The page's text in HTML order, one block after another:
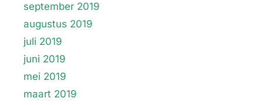
september 2019
augustus 2019
juli 2019
juni 2019
mei 2019
maart 2019